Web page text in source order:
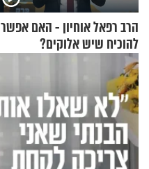
הרב רפאל אוחיון - האם אפשר
להוכיח שיש אלוקים?